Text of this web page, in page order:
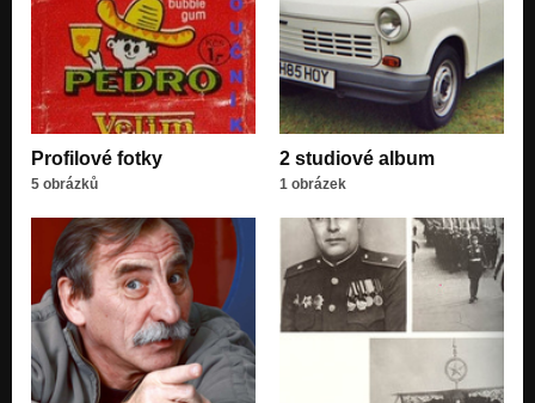
Profilové fotky
5 obrázků
2 studiové album
1 obrázek